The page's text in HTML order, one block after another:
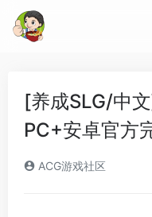
[养成SLG/中
PC+安卓官方
ACG游戏社区